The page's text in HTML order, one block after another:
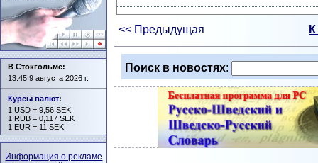
<< Предыдущая
Поиск в новостях:
В Стокгольме:
13:45 9 августа 2026 г.
Курсы валют:
1 USD = 9,56 SEK
1 RUB = 0,117 SEK
1 EUR = 11 SEK
Информация о рекламе